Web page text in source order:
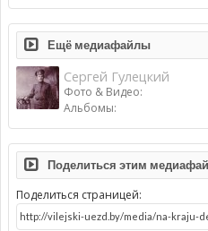
Ещё медиафайлы
Сергей Гулецкий
Фото & Видео:
Альбомы:
Поделиться этим
Поделиться страницей: